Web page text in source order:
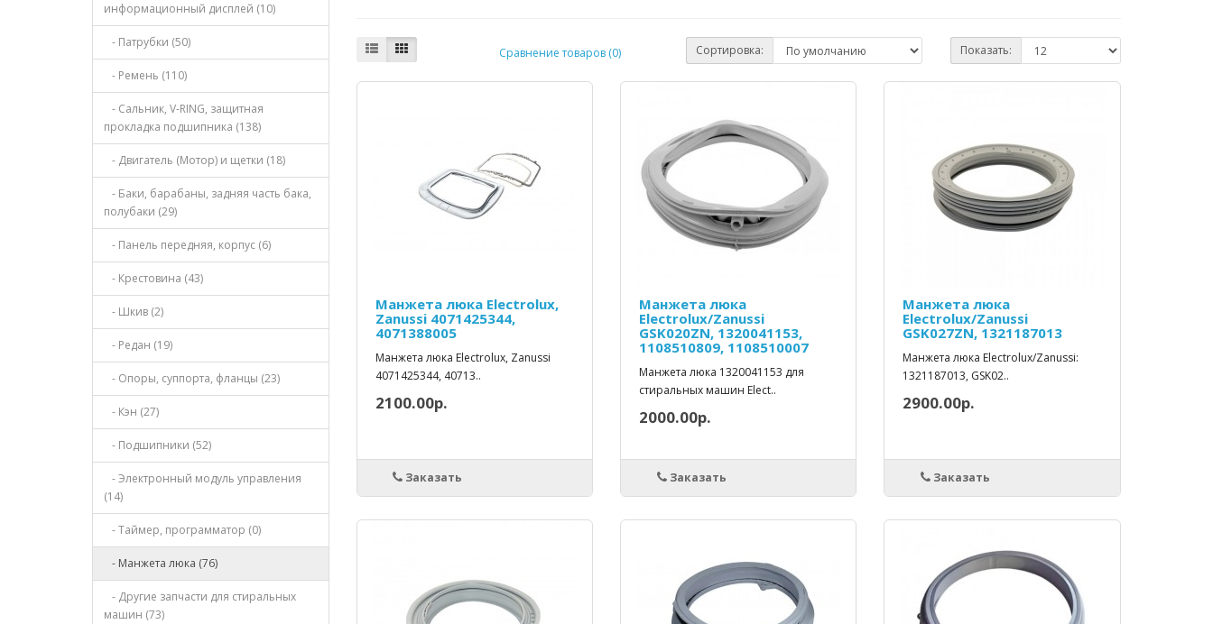
информационный дисплей (10)
- Патрубки (50)
- Ремень (110)
- Сальник, V-RING, защитная
прокладка подшипника (138)
- Двигатель (Мотор) и щетки (18)
- Баки, барабаны, задняя часть бака,
полубаки (29)
- Панель передняя, корпус (6)
- Крестовина (43)
- Шкив (2)
- Редан (19)
- Опоры, суппорта, фланцы (23)
- Кэн (27)
- Подшипники (52)
- Электронный модуль управления
(14)
- Таймер, программатор (0)
- Манжета люка (76)
- Другие запчасти для стиральных
машин (73)
Сравнение товаров (0) Сортировка: Показать:
Манжета люка Electrolux,
Zanussi 4071425344,
4071388005
Манжета люка Electrolux, Zanussi
4071425344, 40713..
2100.00р.
Заказать
Манжета люка
Electrolux/Zanussi
GSK020ZN, 1320041153,
1108510809, 1108510007
Манжета люка 1320041153 для
стиральных машин Elect..
2000.00р.
Заказать
Манжета люка
Electrolux/Zanussi
GSK027ZN, 1321187013
Манжета люка Electrolux/Zanussi:
1321187013, GSK02..
2900.00р.
Заказать